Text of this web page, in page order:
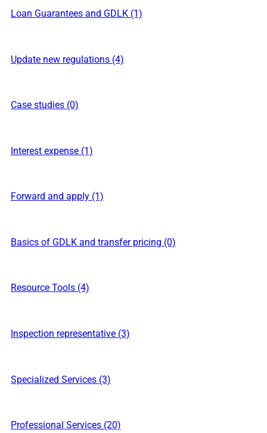
Loan Guarantees and GDLK (1)
Update new regulations (4)
Case studies (0)
Interest expense (1)
Forward and apply (1)
Basics of GDLK and transfer pricing (0)
Resource Tools (4)
Inspection representative (3)
Specialized Services (3)
Professional Services (20)